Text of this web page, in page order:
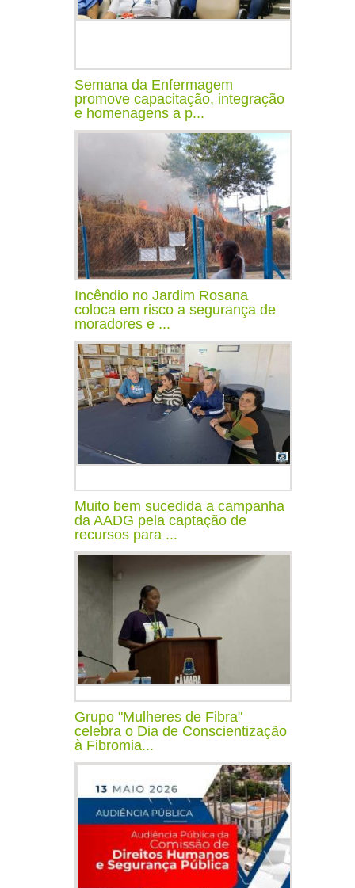
Semana da Enfermagem
promove capacitação, integração
e homenagens a p...
Incêndio no Jardim Rosana
coloca em risco a segurança de
moradores e ...
Muito bem sucedida a campanha
da AADG pela captação de
recursos para ...
Grupo "Mulheres de Fibra"
celebra o Dia de Conscientização
à Fibromia...